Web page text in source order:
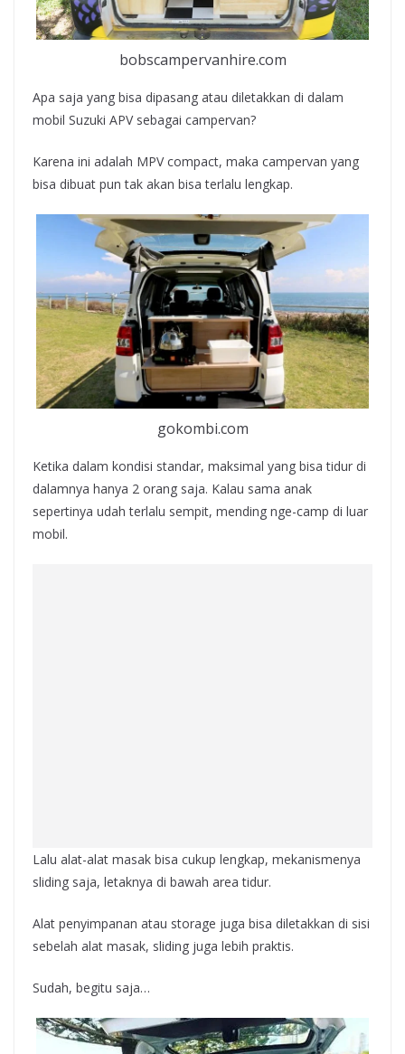
bobscampervanhire.com
Apa saja yang bisa dipasang atau diletakkan di dalam
mobil Suzuki APV sebagai campervan?
Karena ini adalah MPV compact, maka campervan yang
bisa dibuat pun tak akan bisa terlalu lengkap.
gokombi.com
Ketika dalam kondisi standar, maksimal yang bisa tidur di
dalamnya hanya 2 orang saja. Kalau sama anak
sepertinya udah terlalu sempit, mending nge-camp di luar
mobil.
Lalu alat-alat masak bisa cukup lengkap, mekanismenya
sliding saja, letaknya di bawah area tidur.
Alat penyimpanan atau storage juga bisa diletakkan di sisi
sebelah alat masak, sliding juga lebih praktis.
Sudah, begitu saja…